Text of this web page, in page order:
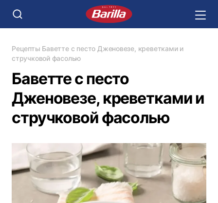
Рецепты Баветте с песто Дженовезе, креветками и
стручковой фасолью
Баветте с песто
Дженовезе, креветками и
стручковой фасолью